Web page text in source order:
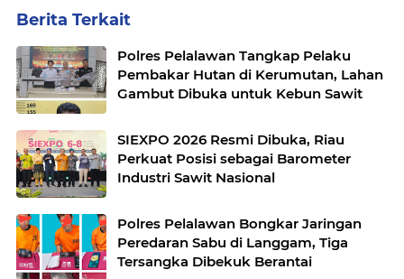
Berita Terkait
Polres Pelalawan Tangkap Pelaku
Pembakar Hutan di Kerumutan, Lahan
Gambut Dibuka untuk Kebun Sawit
SIEXPO 2026 Resmi Dibuka, Riau
Perkuat Posisi sebagai Barometer
Industri Sawit Nasional
Polres Pelalawan Bongkar Jaringan
Peredaran Sabu di Langgam, Tiga
Tersangka Dibekuk Berantai